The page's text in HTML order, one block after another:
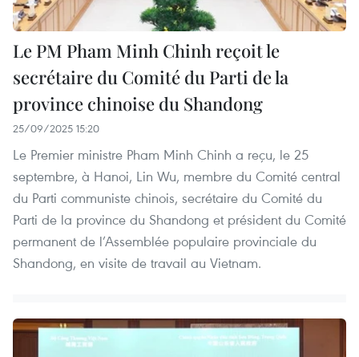
Le PM Pham Minh Chinh reçoit le
secrétaire du Comité du Parti de la
province chinoise du Shandong
25/09/2025 15:20
Le Premier ministre Pham Minh Chinh a reçu, le 25
septembre, à Hanoi, Lin Wu, membre du Comité central
du Parti communiste chinois, secrétaire du Comité du
Parti de la province du Shandong et président du Comité
permanent de l’Assemblée populaire provinciale du
Shandong, en visite de travail au Vietnam.